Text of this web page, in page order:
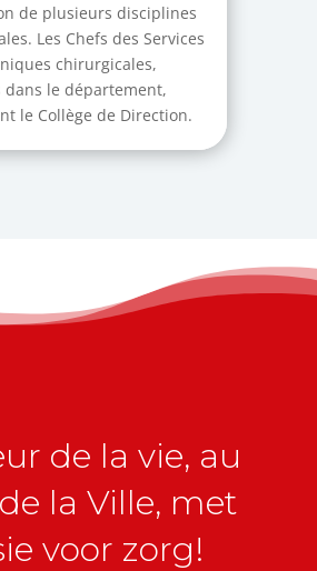
de plusieurs disciplines
Les Chefs des Services
chirurgicales,
dans le département,
le Collège de Direction.
de la vie, au
la Ville, met
voor zorg!